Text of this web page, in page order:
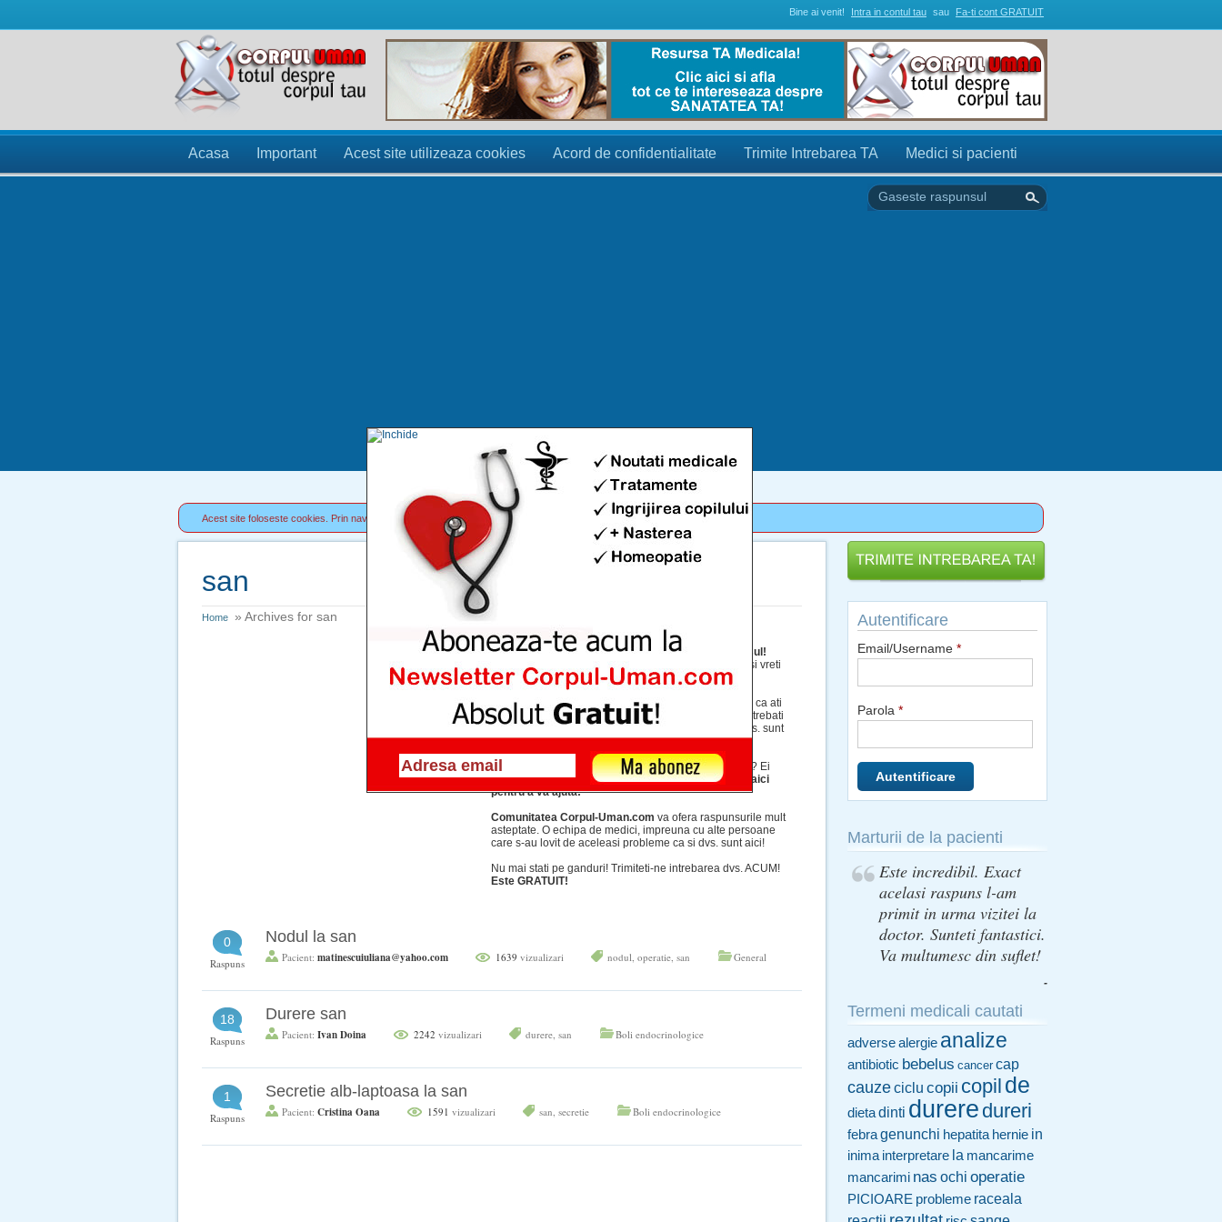
Bine ai venit! Intra in contul tau sau Fa-ti cont GRATUIT
Acasa Important Acest site utilizeaza cookies Acord de confidentialitate Trimite Intrebarea TA Medici si pacienti
Acest site foloseste cookies. Prin navigarea pe acest site, va exprimati acordul asupra folosirii cookie-urilor. Afla mai multe...
san
Home » Archives for san
Intrebarile tale despre san isi gasesc, aici, raspunsul!
Avetii o problema ce se incadreaza in categoria san si vreti
un raspuns avizat?
Va macina o problema medicala si nu sunteti sigur(a) ca ati
primit raspunsul corect? Nu ati ajuns la medic si va intrebati
daca trebuie sa mergeti? Nu stiti daca simptomele dvs. sunt
normale pentru afectiunea de care suferiti? Cautati
echipamente medicale si vreti si alte sfaturi? Aveti
programare la o clinica sau un spital si aveti intrebari? Ei
bine, indiferent care este problema dvs.,noi suntem aici
pentru a va ajuta!
Comunitatea Corpul-Uman.com va ofera raspunsurile mult
asteptate. O echipa de medici, impreuna cu alte persoane
care s-au lovit de aceleasi probleme ca si dvs. sunt aici!
Nu mai stati pe ganduri! Trimiteti-ne intrebarea dvs. ACUM!
Este GRATUIT!
0
Raspuns
Nodul la san
Pacient: matinescuiuliana@yahoo.com 1639 vizualizari nodul, operatie, san General
18
Raspuns
Durere san
Pacient: Ivan Doina 2242 vizualizari durere, san Boli endocrinologice
1
Raspuns
Secretie alb-laptoasa la san
Pacient: Cristina Oana 1591 vizualizari san, secretie Boli endocrinologice
Autentificare
Email/Username *
Parola *
Marturii de la pacienti
Este incredibil. Exact
acelasi raspuns l-am
primit in urma vizitei la
doctor. Sunteti fantastici.
Va multumesc din suflet!
-
Termeni medicali cautati
adversealergie analize
antibiotic bebelus cancer cap
cauzeciclu copii copil de
dietadinti durere dureri
febragenunchi hepatita hernie in
inima interpretare la mancarime
mancarimi nas ochi operatie
PICIOARE probleme raceala